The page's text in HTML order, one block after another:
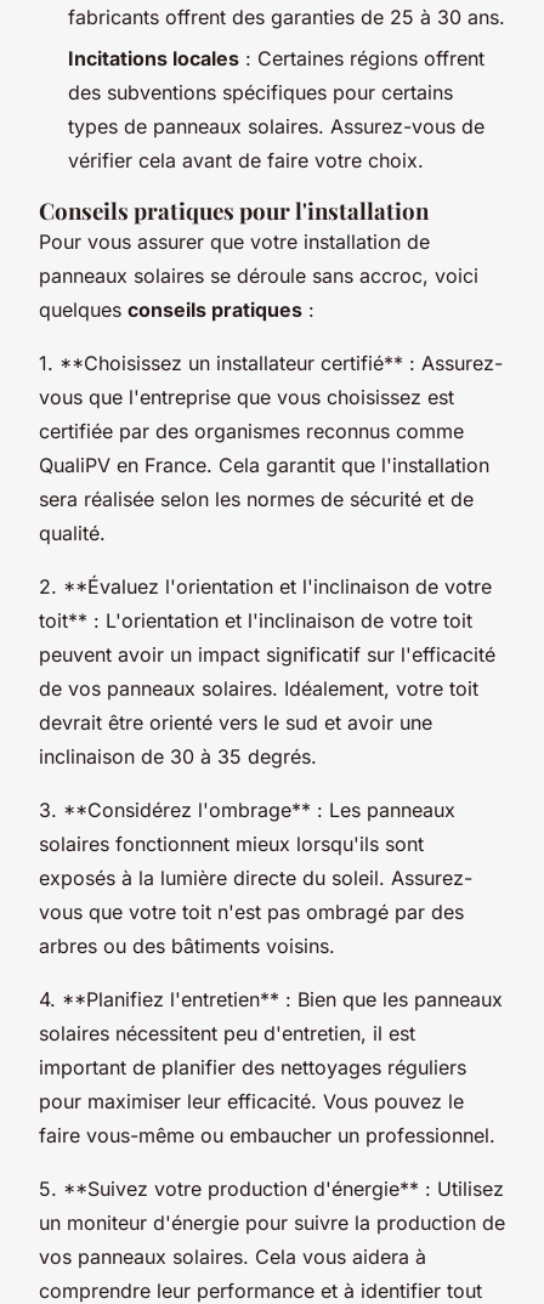
fabricants offrent des garanties de 25 à 30 ans.
Incitations locales : Certaines régions offrent
des subventions spécifiques pour certains
types de panneaux solaires. Assurez-vous de
vérifier cela avant de faire votre choix.
Conseils pratiques pour l'installation
Pour vous assurer que votre installation de
panneaux solaires se déroule sans accroc, voici
quelques conseils pratiques :
1. **Choisissez un installateur certifié** : Assurez-
vous que l'entreprise que vous choisissez est
certifiée par des organismes reconnus comme
QualiPV en France. Cela garantit que l'installation
sera réalisée selon les normes de sécurité et de
qualité.
2. **Évaluez l'orientation et l'inclinaison de votre
toit** : L'orientation et l'inclinaison de votre toit
peuvent avoir un impact significatif sur l'efficacité
de vos panneaux solaires. Idéalement, votre toit
devrait être orienté vers le sud et avoir une
inclinaison de 30 à 35 degrés.
3. **Considérez l'ombrage** : Les panneaux
solaires fonctionnent mieux lorsqu'ils sont
exposés à la lumière directe du soleil. Assurez-
vous que votre toit n'est pas ombragé par des
arbres ou des bâtiments voisins.
4. **Planifiez l'entretien** : Bien que les panneaux
solaires nécessitent peu d'entretien, il est
important de planifier des nettoyages réguliers
pour maximiser leur efficacité. Vous pouvez le
faire vous-même ou embaucher un professionnel.
5. **Suivez votre production d'énergie** : Utilisez
un moniteur d'énergie pour suivre la production de
vos panneaux solaires. Cela vous aidera à
comprendre leur performance et à identifier tout